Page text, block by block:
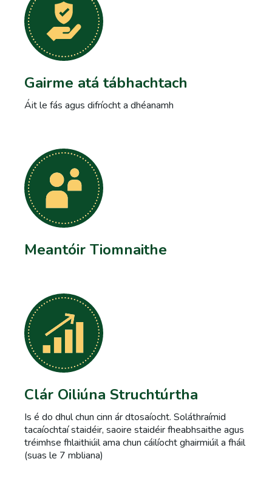
Gairme atá tábhachtach
Áit le fás agus difríocht a dhéanamh
Meantóir Tiomnaithe
Clár Oiliúna Struchtúrtha
Is é do dhul chun cinn ár dtosaíocht. Soláthraímid
tacaíochtaí staidéir, saoire staidéir fheabhsaithe agus
tréimhse fhlaithiúil ama chun cáilíocht ghairmiúil a fháil
(suas le 7 mbliana)